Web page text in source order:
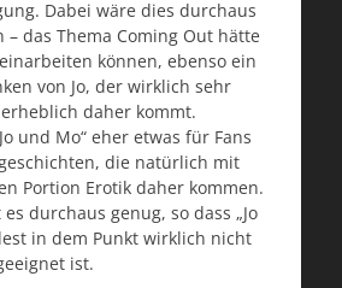
Dabei wäre dies durchaus
– das Thema Coming Out hätte
können, ebenso ein
von Jo, der wirklich sehr
daher kommt.
und Mo“ eher etwas für Fans
die natürlich mit
Portion Erotik daher kommen.
durchaus genug, so dass „Jo
in dem Punkt wirklich nicht
ist.